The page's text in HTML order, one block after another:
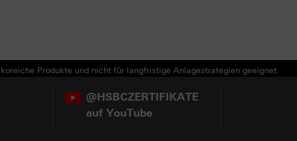
Produkte und nicht für langfristige Anlagestrategien geeignet.
@HSBCZERTIFIKATE
auf YouTube